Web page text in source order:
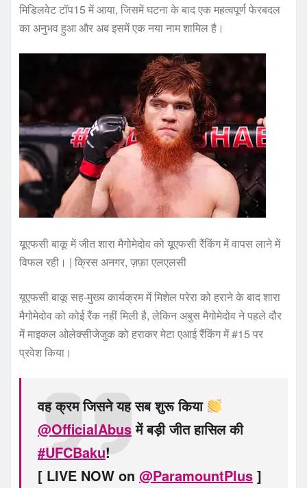
मिडिलवेट टॉप15 में आया, जिसमें घटना के बाद एक महत्वपूर्ण फेरबदल
का अनुभव हुआ और अब इसमें एक नया नाम शामिल है।
यूएफसी बाकू में जीत शारा मैगोमेदोव को यूएफसी रैंकिंग में वापस लाने में
विफल रही। | क्रिस अनगर, ज़फ़ा एलएलसी
यूएफसी बाकू सह-मुख्य कार्यक्रम में मिशेल परेरा को हराने के बाद शारा
मैगोमेदोव को कोई रैंक नहीं मिली है, लेकिन अबुस मैगोमेदोव ने पहले दौर
में माइकल ओलेक्सीजेजुक को हराकर मेटा एआई रैंकिंग में #15 पर
प्रवेश किया।
वह क्रम जिसने यह सब शुरू किया
@OfficialAbusमें बड़ी जीत हासिल की
#UFCBaku!
[ LIVE NOW on @ParamountPlus ]